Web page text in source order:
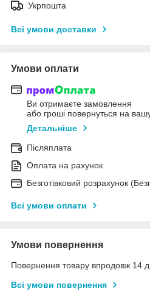
Укрпошта
Всі умови доставки
Умови оплати
Ви отримаєте замовлення
або гроші повернуться на
Детальніше
Післяплата
Оплата на рахунок
Безготівковий розрахунок
Всі умови оплати
Умови повернення
Повернення товару впродовж 14
Всі умови повернення